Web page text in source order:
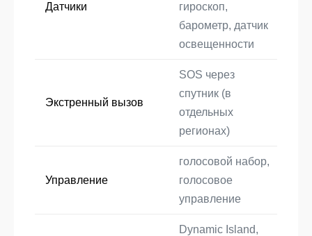
Датчики
гироскоп,
барометр, датчик
освещенности
Экстренный вызов
SOS через
спутник (в
отдельных
регионах)
Управление
голосовой набор,
голосовое
управление
Dynamic Island,